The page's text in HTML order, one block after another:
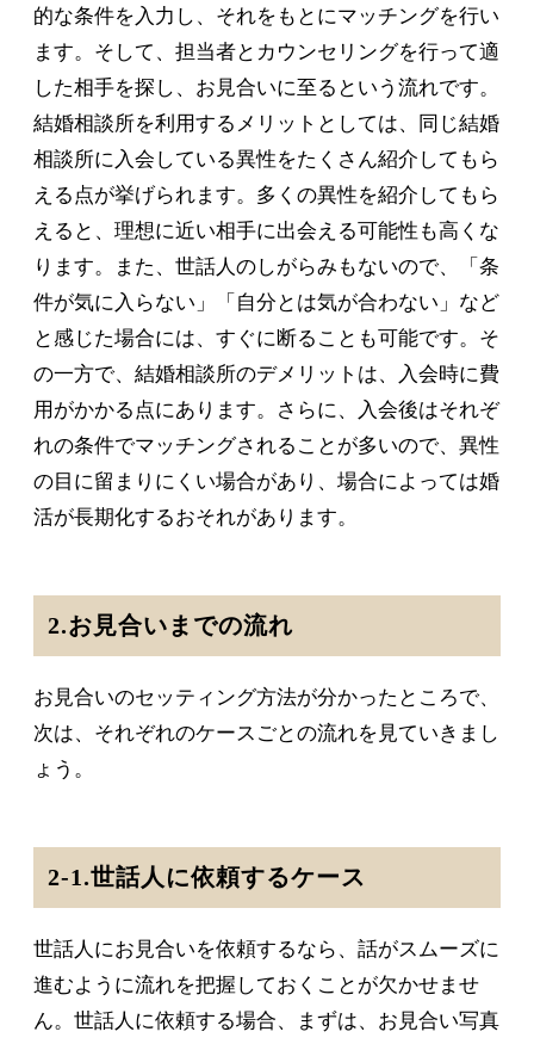
的な条件を入力し、それをもとにマッチングを行い
ます。そして、担当者とカウンセリングを行って適
した相手を探し、お見合いに至るという流れです。
結婚相談所を利用するメリットとしては、同じ結婚
相談所に入会している異性をたくさん紹介してもら
える点が挙げられます。多くの異性を紹介してもら
えると、理想に近い相手に出会える可能性も高くな
ります。また、世話人のしがらみもないので、「条
件が気に入らない」「自分とは気が合わない」など
と感じた場合には、すぐに断ることも可能です。そ
の一方で、結婚相談所のデメリットは、入会時に費
用がかかる点にあります。さらに、入会後はそれぞ
れの条件でマッチングされることが多いので、異性
の目に留まりにくい場合があり、場合によっては婚
活が長期化するおそれがあります。
2.お見合いまでの流れ
お見合いのセッティング方法が分かったところで、
次は、それぞれのケースごとの流れを見ていきまし
ょう。
2-1.世話人に依頼するケース
世話人にお見合いを依頼するなら、話がスムーズに
進むように流れを把握しておくことが欠かせませ
ん。世話人に依頼する場合、まずは、お見合い写真